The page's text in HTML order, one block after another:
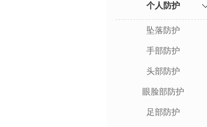
个人防护
坠落防护
手部防护
头部防护
眼脸部防护
足部防护